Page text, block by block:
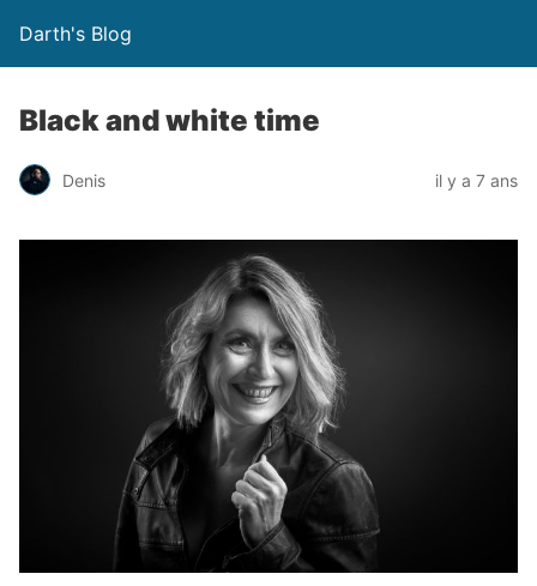
Darth's Blog
Black and white time
Denis il y a 7 ans